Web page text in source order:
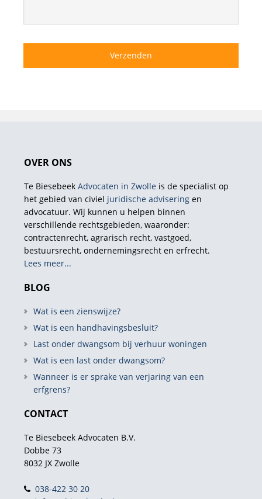
OVER ONS
Te Biesebeek Advocaten in Zwolle is de specialist op
het gebied van civiel juridische adviseringen
advocatuur. Wij kunnen u helpen binnen
verschillende rechtsgebieden, waaronder:
contractenrecht, agrarisch recht, vastgoed,
bestuursrecht, ondernemingsrecht en erfrecht.
Lees meer...
BLOG
Wat is een zienswijze?
Wat is een handhavingsbesluit?
Last onder dwangsom bij verhuur woningen
Wat is een last onder dwangsom?
Wanneer is er sprake van verjaring van een
erfgrens?
CONTACT
Te Biesebeek Advocaten B.V.
Dobbe 73
8032 JX Zwolle
038-422 30 20